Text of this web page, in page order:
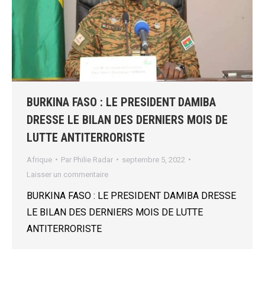
BURKINA FASO : LE PRESIDENT DAMIBA
DRESSE LE BILAN DES DERNIERS MOIS DE
LUTTE ANTITERRORISTE
Afrique Par Philie Radar
septembre 5, 2022
Laisser un commentaire
BURKINA FASO : LE PRESIDENT DAMIBA DRESSE
LE BILAN DES DERNIERS MOIS DE LUTTE
ANTITERRORISTE